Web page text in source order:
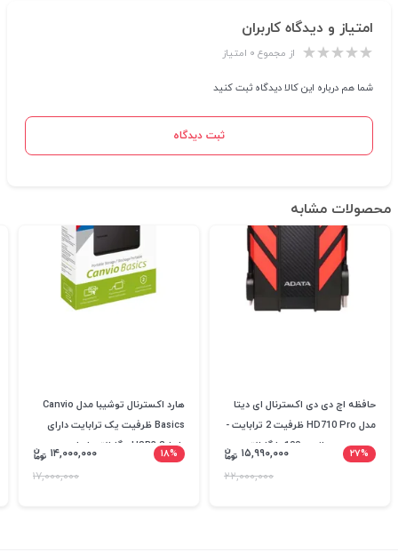
امتیاز و دیدگاه کاربران
از مجموع ۰ امتیاز
شما هم درباره این کالا دیدگاه ثبت کنید
ثبت دیدگاه
محصولات مشابه
حافظه اچ دی دی اکسترنال ای دیتا
مدل HD710 Pro ظرفیت 2 ترابایت -
دست دوم سلامت 100 با گارانتی
اصلی تا پایان شهریور
۲۷%
۱۵,۹۹۰,۰۰۰
۲۲,۰۰۰,۰۰۰
هارد اکسترنال توشیبا مدل Canvio
Basics ظرفیت یک ترابایت دارای
رابط USB3.2 - گارانتی اصلی
ماتریس
۱۸%
۱۴,۰۰۰,۰۰۰
۱۷,۰۰۰,۰۰۰